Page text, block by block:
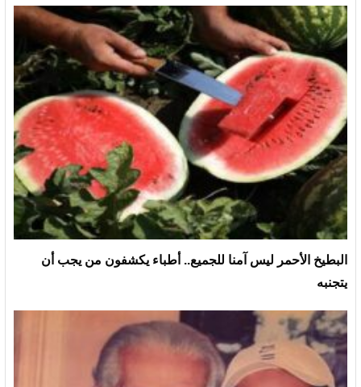
البطيخ الأحمر ليس آمنا للجميع.. أطباء يكشفون من يجب أن
يتجنبه